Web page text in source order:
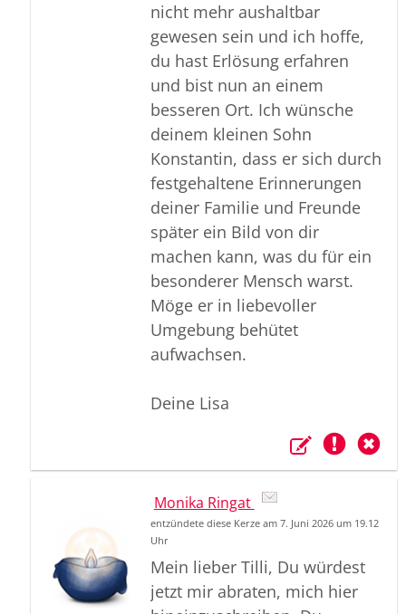
nicht mehr aushaltbar
gewesen sein und ich hoffe,
du hast Erlösung erfahren
und bist nun an einem
besseren Ort. Ich wünsche
deinem kleinen Sohn
Konstantin, dass er sich durch
festgehaltene Erinnerungen
deiner Familie und Freunde
später ein Bild von dir
machen kann, was du für ein
besonderer Mensch warst.
Möge er in liebevoller
Umgebung behütet
aufwachsen.
Deine Lisa
Monika Ringat
entzündete diese Kerze am 7. Juni 2026 um 19.12
Uhr
Mein lieber Tilli, Du würdest
jetzt mir abraten, mich hier